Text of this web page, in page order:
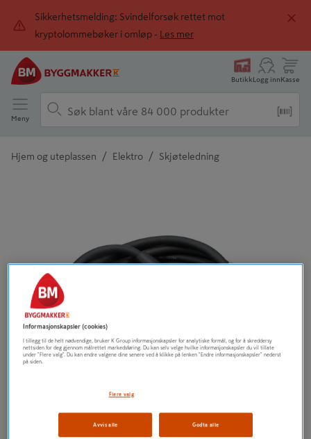
Sikkerhetsmelding: Svindelforsøk rettet mot
kryptolommebøker i omløp -
Les mer
ButikkLogg innKasse
Meny
Hjem og uteplassen / Elektro / Skjøteledning
Informasjonskapsler (cookies)
I tillegg til de helt nødvendige, bruker K Group informasjonskapsler for analytiske formål, og for å skreddersy
nettsiden for deg gjennom målrettet markedsføring. Du kan selv velge hvilke informasjonskapsler du vil tillate
under "Flere valg". Du kan endre valgene dine senere ved å klikke på lenken "Endre informasjonskapsler" nederst
på siden.
Flere valg
Avvis alle Godta alle